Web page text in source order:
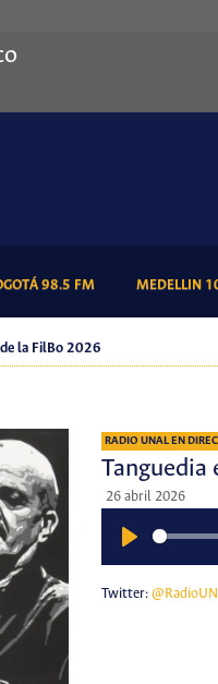
98.5 FM(CURRENT)MEDELLIN
la FilBo 2026
RADIO UNAL EN
Tanguedia
26 abril 2026
Twitter: